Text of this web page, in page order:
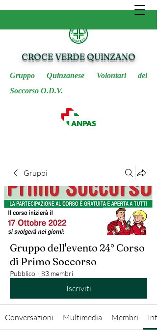
CROCE VERDE QUINZANO
Gruppo Quinzanese Volontari del
Soccorso O.D.V.
Gruppi
Gruppo dell'evento 24° Corso
di Primo Soccorso
Pubblico · 83 membri
Iscriviti
Conversazioni Multimedia Membri Info